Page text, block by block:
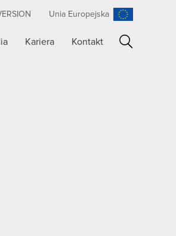
Unia Europejska
Kariera Kontakt